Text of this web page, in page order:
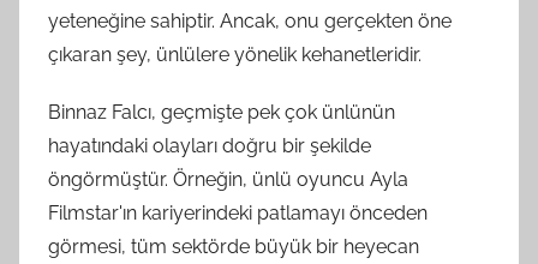
yeteneğine sahiptir. Ancak, onu gerçekten öne
çıkaran şey, ünlülere yönelik kehanetleridir.
Binnaz Falcı, geçmişte pek çok ünlünün
hayatındaki olayları doğru bir şekilde
öngörmüştür. Örneğin, ünlü oyuncu Ayla
Filmstar'ın kariyerindeki patlamayı önceden
görmesi, tüm sektörde büyük bir heyecan